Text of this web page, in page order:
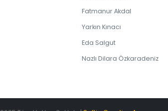
Fatmanur Akdal
Yarkın Kınacı
Eda Salgut
Nazlı Dilara Özkaradeniz